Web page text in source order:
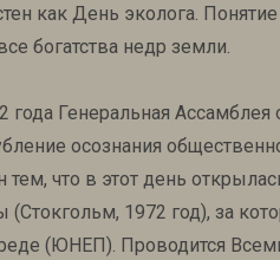
как День эколога.
богатства недр земли.
года Генеральная
осознания
тем, что в этот день
(Стокгольм, 1972 год), за
(ЮНЕП). Проводится